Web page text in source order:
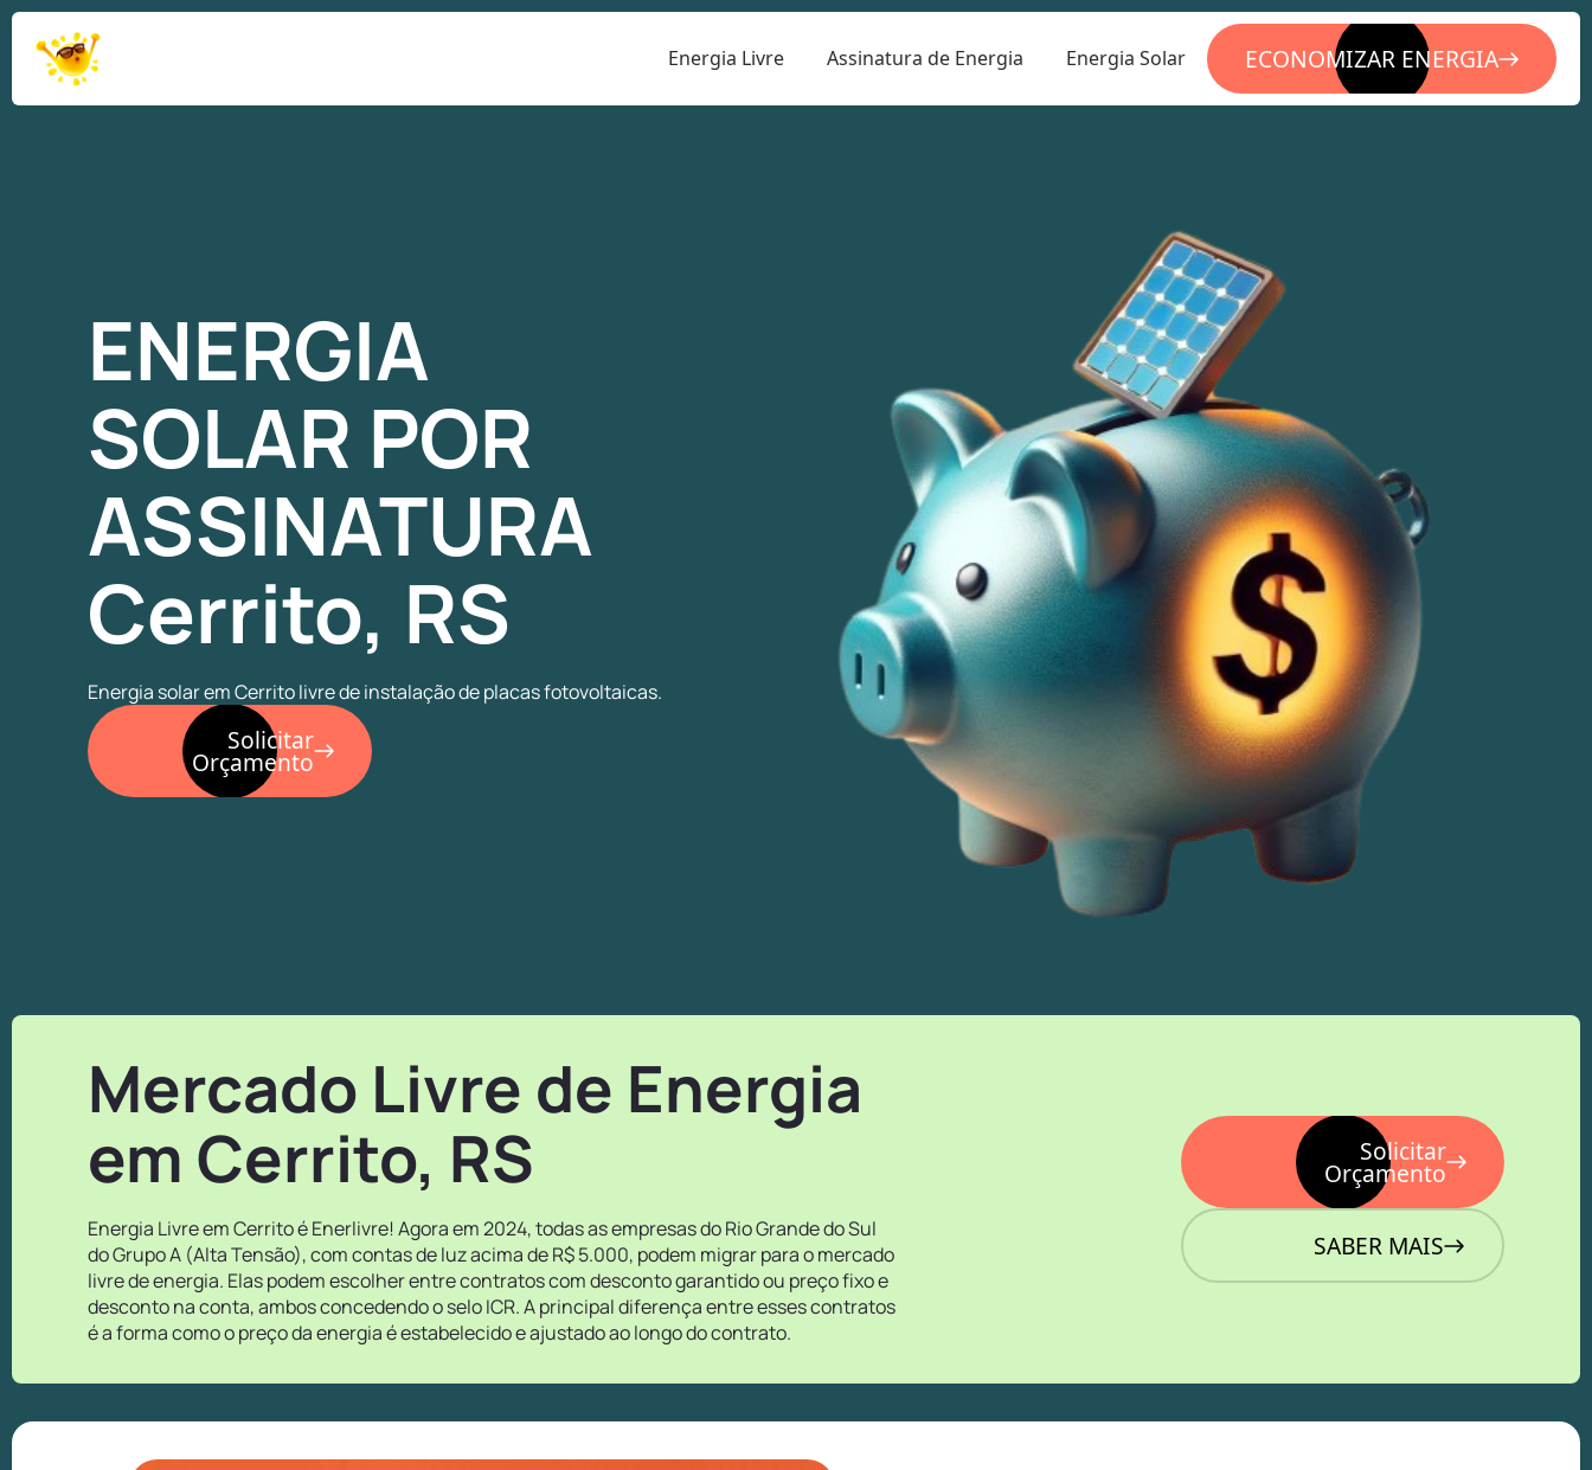
Energia Livre Assinatura de Energia Energia Solar ECONOMIZAR ENERGIA
ENERGIA
SOLAR POR
ASSINATURA
Cerrito, RS
Energia solar em Cerrito livre de instalação de placas fotovoltaicas.
Solicitar
Orçamento
Mercado Livre de Energia
em Cerrito, RS
Energia Livre em Cerrito é Enerlivre! Agora em 2024, todas as empresas do Rio Grande do Sul
do Grupo A (Alta Tensão), com contas de luz acima de R$ 5.000, podem migrar para o mercado
livre de energia. Elas podem escolher entre contratos com desconto garantido ou preço fixo e
desconto na conta, ambos concedendo o selo ICR. A principal diferença entre esses contratos
é a forma como o preço da energia é estabelecido e ajustado ao longo do contrato.
Solicitar
Orçamento
SABER MAIS